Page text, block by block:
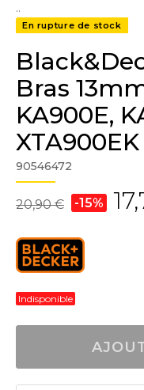
..
En rupture de stock
Bras
KA900E,
XTA900EK
90546472
20,90 € -15%
Indisponible